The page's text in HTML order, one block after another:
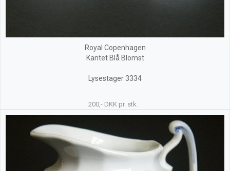
Royal Copenhagen
Kantet Blå Blomst
Lysestager 3334
200,- DKK pr. stk.